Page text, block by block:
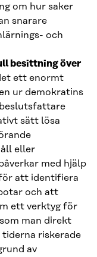
om hur saker
snarare
och
besittning över
ett enormt
ur demokratins
sätt lösa
eller
med hjälp
att identifiera
och att
ett verktyg för
man direkt
riskerade
av